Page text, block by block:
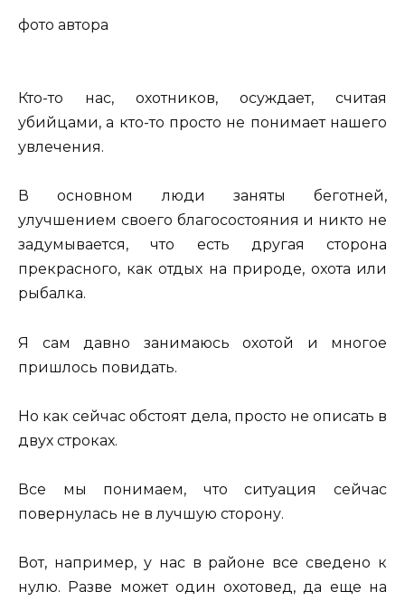
фото автора
Кто-то нас, охотников, осуждает, считая
убийцами, а кто-то просто не понимает нашего
увлечения.
В основном люди заняты беготней,
улучшением своего благосостояния и никто не
задумывается, что есть другая сторона
прекрасного, как отдых на природе, охота или
рыбалка.
Я сам давно занимаюсь охотой и многое
пришлось повидать.
Но как сейчас обстоят дела, просто не описать в
двух строках.
Все мы понимаем, что ситуация сейчас
повернулась не в лучшую сторону.
Вот, например, у нас в районе все сведено к
нулю. Разве может один охотовед, да еще на